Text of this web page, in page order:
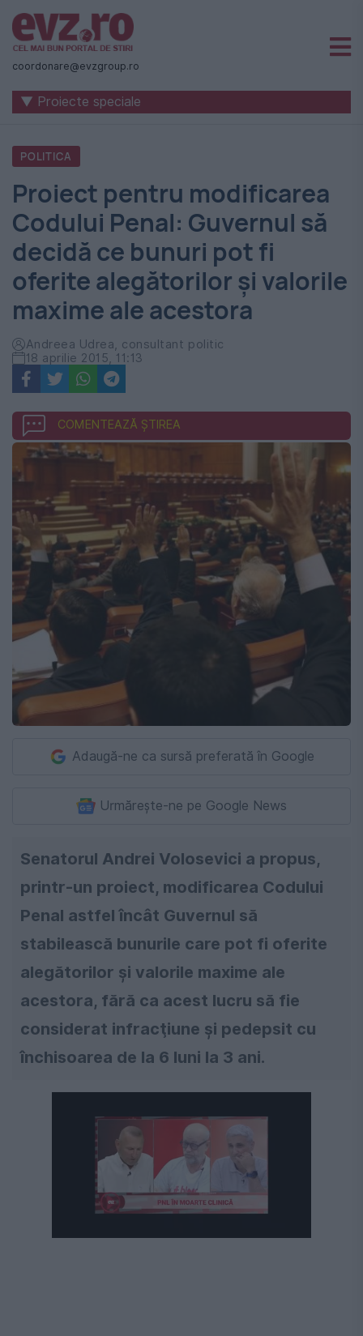
Știri
naționale
internaționale
România
-
Evenimentul
Zilei
coordonare@evzgroup.ro
▼ Proiecte speciale
POLITICA
Proiect pentru modificarea
Codului Penal: Guvernul să
decidă ce bunuri pot fi
oferite alegătorilor şi valorile
maxime ale acestora
Andreea Udrea, consultant politic
18 aprilie 2015, 11:13
COMENTEAZĂ ȘTIREA
Adaugă-ne ca sursă preferată în Google
Urmărește-ne pe Google News
Senatorul Andrei Volosevici a propus,
printr-un proiect, modificarea Codului
Penal astfel încât Guvernul să
stabilească bunurile care pot fi oferite
alegătorilor şi valorile maxime ale
acestora, fără ca acest lucru să fie
considerat infracţiune şi pedepsit cu
închisoarea de la 6 luni la 3 ani.